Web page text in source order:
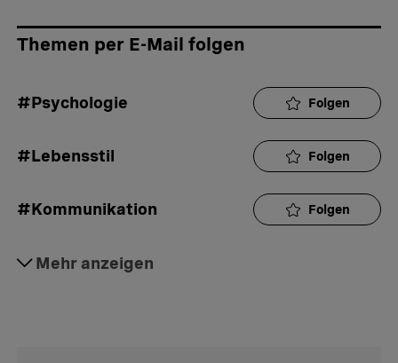
Themen per E-Mail folgen
#Psychologie Folgen
#Lebensstil Folgen
#Kommunikation Folgen
Mehr anzeigen
#Erziehung